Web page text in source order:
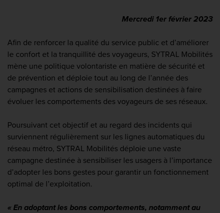
Mercredi 1er février 2023
Afin de renforcer la qualité du service public et d’améliorer
le confort et la tranquillité des voyageurs, SYTRAL Mobilités
mène une politique volontariste en matière de sécurité et
de prévention et déploie tout au long de l’année des
campagnes et actions de sensibilisation destinées à faire
évoluer les comportements des voyageurs de ses réseaux.
Poursuivant cet objectif et au regard des incidents qui
surviennent régulièrement sur les lignes automatiques du
réseau métro, SYTRAL Mobilités déploie une vaste
campagne destinée à sensibiliser les usagers à l’importance
d’adopter les bons gestes pour garantir un fonctionnement
optimal de l’exploitation.
« En adoptant les bons comportements, notamment au